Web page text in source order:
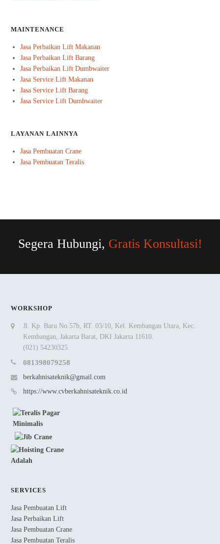
MAINTENANCE
Jasa Perbaikan Lift Makanan
Jasa Perbaikan Lift Barang
Jasa Perbaikan Lift Dumbwaiter
Jasa Service Lift Makanan
Jasa Service Lift Barang
Jasa Service Lift Dumbwaiter
LAYANAN LAINNYA
Jasa Pembuatan Crane
Jasa Pembuatan Teralis
Segera Hubungi, Gratis Konsultasi!
WORKSHOP
Jl. Kp. Baru No.57b, RT. 03/10, Kel. Kembangan Utara, Kec.
Kembangan, Jakarta Barat, DKI Jakarta 11610.
(021) 54230325
081398079258
berkahnisateknik@gmail.com
https://www.cvberkahnisateknik.co.id
SERVICES
Jasa Pembuatan Lift
Jasa Perbaikan Lift
Jasa Pembuatan Crane
Jasa Pembuatan Teralis